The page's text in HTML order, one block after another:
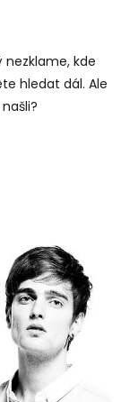
kde
hledat dál. Ale